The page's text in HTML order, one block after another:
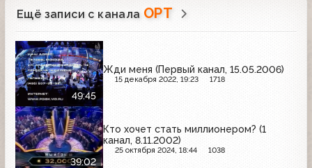
Ещё записи с канала ОРТ
49:45
Жди меня (Первый канал, 15.05.2006)
15 декабря 2022, 19:23 1718
39:02
Кто хочет стать миллионером? (1
канал, 8.11.2002)
25 октября 2024, 18:44 1038